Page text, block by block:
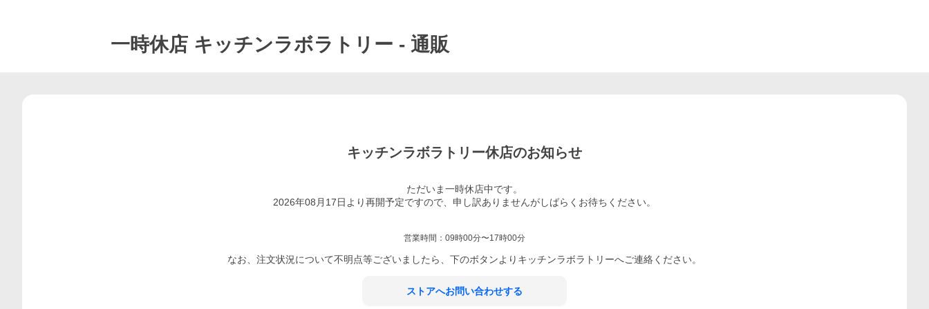
一時休店 キッチンラボラトリー - 通販
キッチンラボラトリー休店のお知らせ
ただいま一時休店中です。
2026年08月17日より再開予定ですので、申し訳ありませんがしばらくお待ちください。
営業時間： 09時00分〜17時00分
なお、注文状況について不明点等ございましたら、下のボタンより キッチンラボラトリーへご連絡ください。
ストアへお問い合わせする